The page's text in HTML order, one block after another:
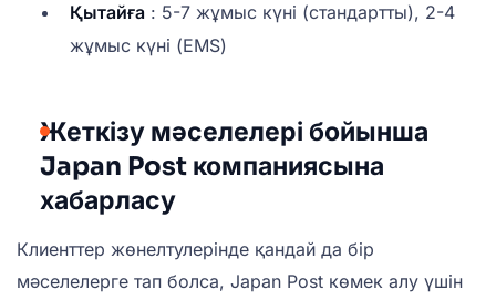
Қытайға : 5-7 жұмыс күні (стандартты), 2-4
жұмыс күні (EMS)
Жеткізу мәселелері бойынша
Japan Post компаниясына
хабарласу
Клиенттер жөнелтулерінде қандай да бір
мәселелерге тап болса, Japan Post көмек алу үшін